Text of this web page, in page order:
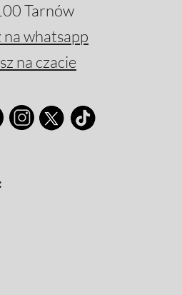
Tarnów
na whatsapp
na czacie